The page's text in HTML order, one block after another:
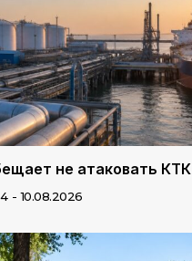
не атаковать КТК
- 10.08.2026